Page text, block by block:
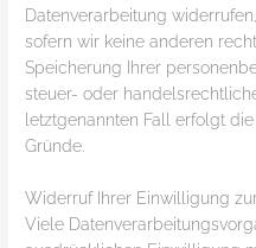
Datenverarbeitung
sofern wir keine anderen
Speicherung Ihrer
steuer- oder
letztgenannten Fall erfolgt
Gründe.
Widerruf Ihrer Einwilligung
Viele